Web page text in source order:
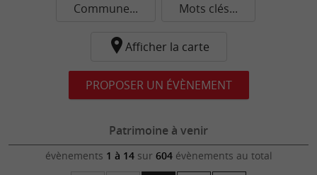
Commune... Mots clés...
Afficher la carte
PROPOSER UN ÉVÈNEMENT
Patrimoine à venir
évènements 1 à 14sur 604évènements au total